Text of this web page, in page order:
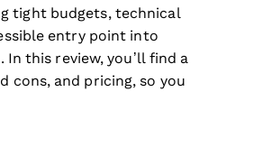
tight budgets, technical
entry point into
this review, you’ll find a
cons, and pricing, so you